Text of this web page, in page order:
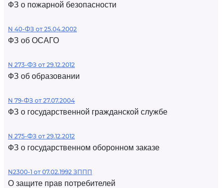
ФЗ о пожарной безопасности
N 40-ФЗ от 25.04.2002
ФЗ об ОСАГО
N 273-ФЗ от 29.12.2012
ФЗ об образовании
N 79-ФЗ от 27.07.2004
ФЗ о государственной гражданской службе
N 275-ФЗ от 29.12.2012
ФЗ о государственном оборонном заказе
N2300-1 от 07.02.1992 ЗППП
О защите прав потребителей